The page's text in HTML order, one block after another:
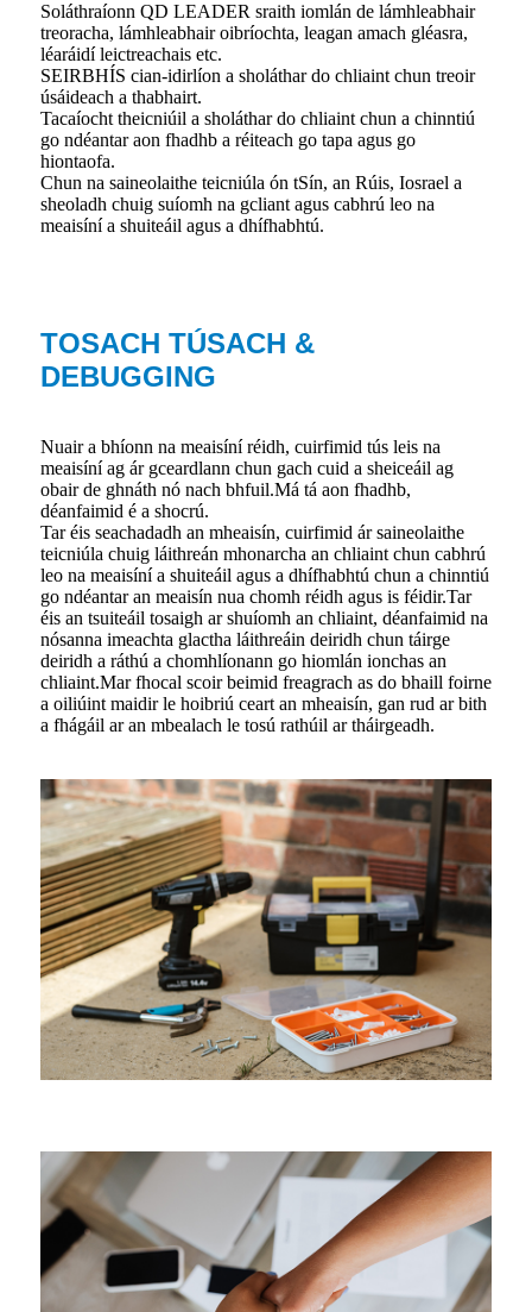
Soláthraíonn QD LEADER sraith iomlán de lámhleabhair
treoracha, lámhleabhair oibríochta, leagan amach gléasra,
léaráidí leictreachais etc.
SEIRBHÍS cian-idirlíon a sholáthar do chliaint chun treoir
úsáideach a thabhairt.
Tacaíocht theicniúil a sholáthar do chliaint chun a chinntiú
go ndéantar aon fhadhb a réiteach go tapa agus go
hiontaofa.
Chun na saineolaithe teicniúla ón tSín, an Rúis, Iosrael a
sheoladh chuig suíomh na gcliant agus cabhrú leo na
meaisíní a shuiteáil agus a dhífhabhtú.
TOSACH TÚSACH &
DEBUGGING
Nuair a bhíonn na meaisíní réidh, cuirfimid tús leis na
meaisíní ag ár gceardlann chun gach cuid a sheiceáil ag
obair de ghnáth nó nach bhfuil.Má tá aon fhadhb,
déanfaimid é a shocrú.
Tar éis seachadadh an mheaisín, cuirfimid ár saineolaithe
teicniúla chuig láithreán mhonarcha an chliaint chun cabhrú
leo na meaisíní a shuiteáil agus a dhífhabhtú chun a chinntiú
go ndéantar an meaisín nua chomh réidh agus is féidir.Tar
éis an tsuiteáil tosaigh ar shuíomh an chliaint, déanfaimid na
nósanna imeachta glactha láithreáin deiridh chun táirge
deiridh a ráthú a chomhlíonann go hiomlán ionchas an
chliaint.Mar fhocal scoir beimid freagrach as do bhaill foirne
a oiliúint maidir le hoibriú ceart an mheaisín, gan rud ar bith
a fhágáil ar an mbealach le tosú rathúil ar tháirgeadh.